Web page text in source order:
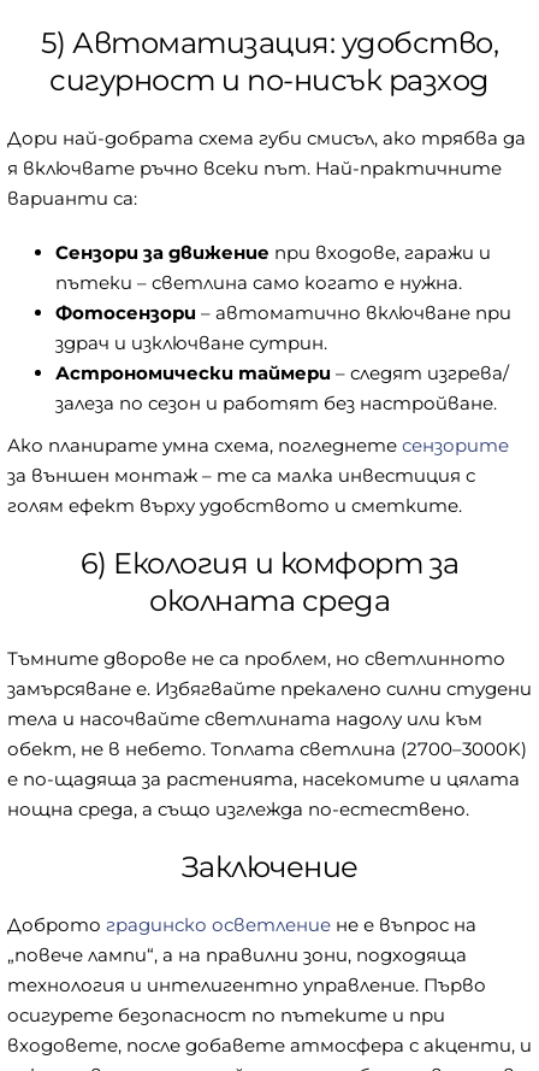
5) Автоматизация: удобство,
сигурност и по-нисък разход
Дори най-добрата схема губи смисъл, ако трябва да
я включвате ръчно всеки път. Най-практичните
варианти са:
Сензори за движение при входове, гаражи и
пътеки – светлина само когато е нужна.
Фотосензори – автоматично включване при
здрач и изключване сутрин.
Астрономически таймери – следят изгрева/
залеза по сезон и работят без настройване.
Ако планирате умна схема, погледнете сензорите
за външен монтаж – те са малка инвестиция с
голям ефект върху удобството и сметките.
6) Екология и комфорт за
околната среда
Тъмните дворове не са проблем, но светлинното
замърсяване е. Избягвайте прекалено силни студени
тела и насочвайте светлината надолу или към
обект, не в небето. Топлата светлина (2700–3000K)
е по-щадяща за растенията, насекомите и цялата
нощна среда, а също изглежда по-естествено.
Заключение
Доброто градинско осветление не е въпрос на
„повече лампи“, а на правилни зони, подходяща
технология и интелигентно управление. Първо
осигурете безопасност по пътеките и при
входовете, после добавете атмосфера с акценти, и